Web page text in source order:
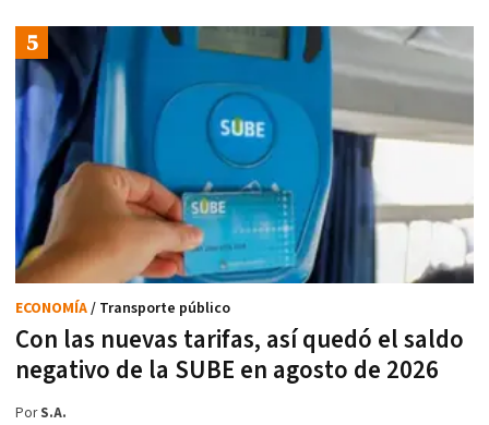
Con las nuevas tarifas, así quedó el saldo
negativo de la SUBE en agosto de 2026
ECONOMÍA/ Transporte público
PorS.A.